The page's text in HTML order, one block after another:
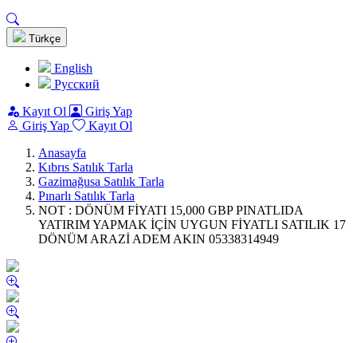
Türkçe
English
Pусский
Kayıt Ol
Giriş Yap
Giriş Yap
Kayıt Ol
Anasayfa
Kıbrıs Satılık Tarla
Gazimağusa Satılık Tarla
Pınarlı Satılık Tarla
NOT : DÖNÜM FİYATI 15,000 GBP PINATLIDA
YATIRIM YAPMAK İÇİN UYGUN FİYATLI SATILIK 17
DÖNÜM ARAZİ ADEM AKIN 05338314949